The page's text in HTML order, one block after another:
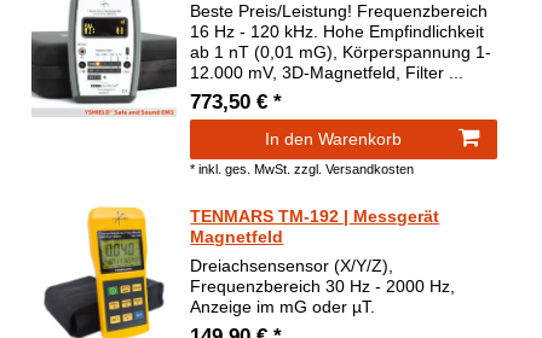
Beste Preis/Leistung! Frequenzbereich
16 Hz - 120 kHz. Hohe Empfindlichkeit
ab 1 nT (0,01 mG), Körperspannung 1-
12.000 mV, 3D-Magnetfeld, Filter ...
773,50 € *
In den Warenkorb
*inkl. ges. MwSt. zzgl.Versandkosten
TENMARS TM-192 | Messgerät
Magnetfeld
Dreiachsensensor (X/Y/Z),
Frequenzbereich 30 Hz - 2000 Hz,
Anzeige im mG oder µT.